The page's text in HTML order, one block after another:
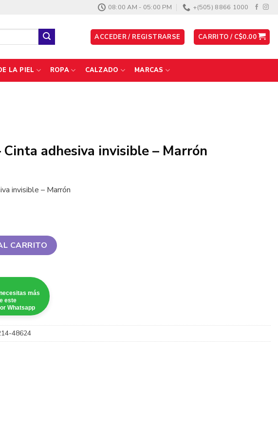
08:00 AM - 05:00 PM +(505) 8866 1000
ACCEDER / REGISTRARSE CARRITO / C$0.00
LA PIEL ROPA CALZADO MARCAS
Cinta adhesiva invisible – Marrón
invisible – Marrón
invisible - Marrón cantidad
CARRITO
más
este
Whatsapp
48624